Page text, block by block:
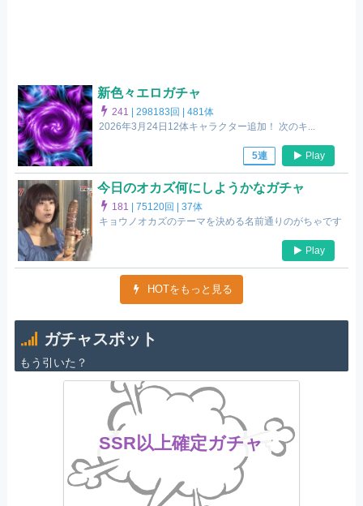
新色々エロガチャ
241 |298183回 |481体
2026年3月24日12体キャラクター追加！ 次のキ...
5連 Play
今日のオカズ何にしようかなガチャ
181 |75120回 |37体
キョウノオカズのテーマを決める名前通りのがちゃです
Play
HOTをもっと見る
ガチャスポット
もう引いた？
SSR以上確定ガチャ